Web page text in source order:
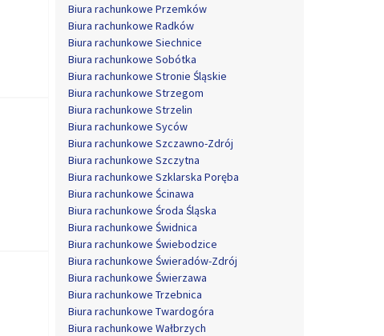
Biura rachunkowe Przemków
Biura rachunkowe Radków
Biura rachunkowe Siechnice
Biura rachunkowe Sobótka
Biura rachunkowe Stronie Śląskie
Biura rachunkowe Strzegom
Biura rachunkowe Strzelin
Biura rachunkowe Syców
Biura rachunkowe Szczawno-Zdrój
Biura rachunkowe Szczytna
Biura rachunkowe Szklarska Poręba
Biura rachunkowe Ścinawa
Biura rachunkowe Środa Śląska
Biura rachunkowe Świdnica
Biura rachunkowe Świebodzice
Biura rachunkowe Świeradów-Zdrój
Biura rachunkowe Świerzawa
Biura rachunkowe Trzebnica
Biura rachunkowe Twardogóra
Biura rachunkowe Wałbrzych